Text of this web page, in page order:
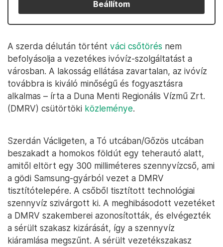
Beállítom
A szerda délután történt váci csőtörés nem
befolyásolja a vezetékes ivóvíz-szolgáltatást a
városban. A lakosság ellátása zavartalan, az ivóvíz
továbbra is kiváló minőségű és fogyasztásra
alkalmas – írta a Duna Menti Regionális Vízmű Zrt.
(DMRV) csütörtöki közleménye.
Szerdán Václigeten, a Tó utcában/Gőzös utcában
beszakadt a homokos földút egy teherautó alatt,
amitől eltört egy 300 milliméteres szennyvízcső, ami
a gödi Samsung-gyárból vezet a DMRV
tisztítótelepére. A csőből tisztított technológiai
szennyvíz szivárgott ki. A meghibásodott vezetéket
a DMRV szakemberei azonosították, és elvégezték
a sérült szakasz kizárását, így a szennyvíz
kiáramlása megszűnt. A sérült vezetékszakasz